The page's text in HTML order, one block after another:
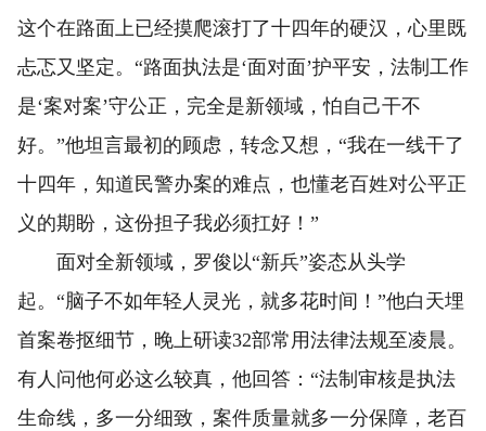
这个在路面上已经摸爬滚打了十四年的硬汉，心里既
忐忑又坚定。“路面执法是‘面对面’护平安，法制工作
是‘案对案’守公正，完全是新领域，怕自己干不
好。”他坦言最初的顾虑，转念又想，“我在一线干了
十四年，知道民警办案的难点，也懂老百姓对公平正
义的期盼，这份担子我必须扛好！”
面对全新领域，罗俊以“新兵”姿态从头学
起。“脑子不如年轻人灵光，就多花时间！”他白天埋
首案卷抠细节，晚上研读32部常用法律法规至凌晨。
有人问他何必这么较真，他回答：“法制审核是执法
生命线，多一分细致，案件质量就多一分保障，老百